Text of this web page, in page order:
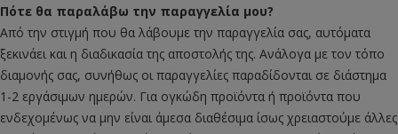
Πότε θα παραλάβω την παραγγελία μου?
Από την στιγμή που θα λάβουμε την παραγγελία σας, αυτόματα
ξεκινάει και η διαδικασία της αποστολής της. Ανάλογα με τον τόπο
διαμονής σας, συνήθως οι παραγγελίες παραδίδονται σε διάστημα
1-2 εργάσιμων ημερών. Για ογκώδη προϊόντα ή προϊόντα που
ενδεχομένως να μην είναι άμεσα διαθέσιμα ίσως χρειαστούμε άλλες